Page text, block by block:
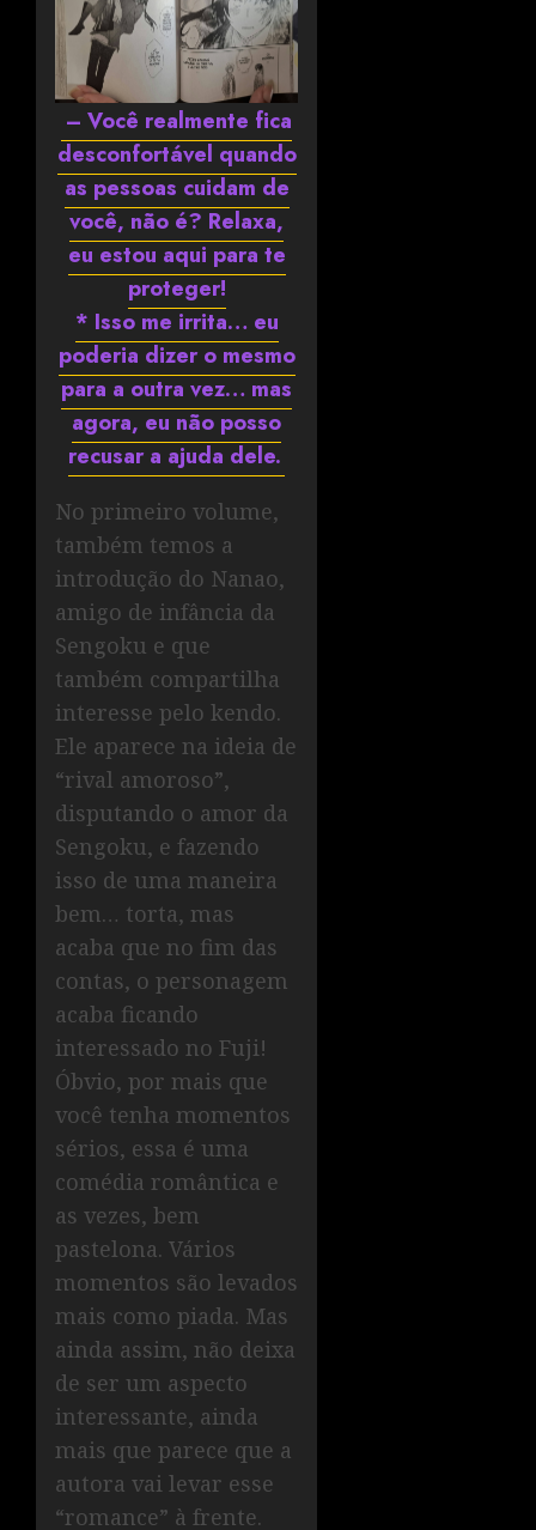
– Você realmente fica
desconfortável quando
as pessoas cuidam de
você, não é? Relaxa,
eu estou aqui para te
proteger!
* Isso me irrita… eu
poderia dizer o mesmo
para a outra vez… mas
agora, eu não posso
recusar a ajuda dele.
No primeiro volume,
também temos a
introdução do Nanao,
amigo de infância da
Sengoku e que
também compartilha
interesse pelo kendo.
Ele aparece na ideia de
“rival amoroso”,
disputando o amor da
Sengoku, e fazendo
isso de uma maneira
bem… torta, mas
acaba que no fim das
contas, o personagem
acaba ficando
interessado no Fuji!
Óbvio, por mais que
você tenha momentos
sérios, essa é uma
comédia romântica e
as vezes, bem
pastelona. Vários
momentos são levados
mais como piada. Mas
ainda assim, não deixa
de ser um aspecto
interessante, ainda
mais que parece que a
autora vai levar esse
“romance” à frente.